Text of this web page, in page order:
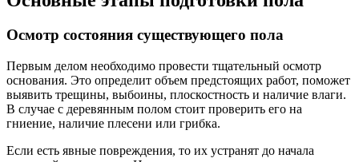
Осмотр состояния существующего пола
Первым делом необходимо провести тщательный осмотр
основания. Это определит объем предстоящих работ, поможет
выявить трещины, выбоины, плоскостность и наличие влаги.
В случае с деревянным полом стоит проверить его на
гниение, наличие плесени или грибка.
Если есть явные повреждения, то их устранят до начала